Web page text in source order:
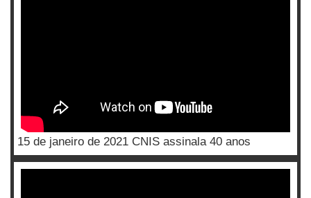
15 de janeiro de 2021 CNIS assinala 40 anos